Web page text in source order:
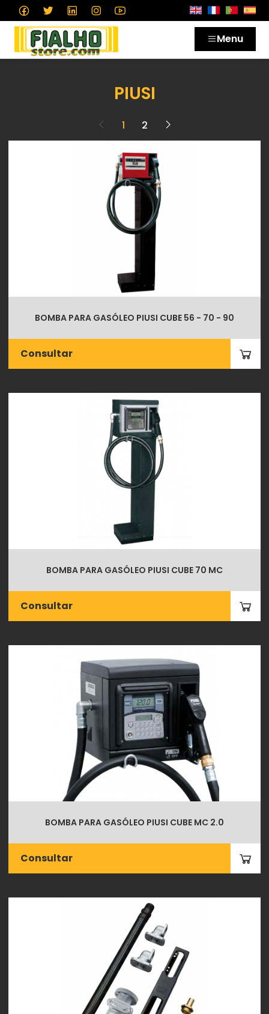
Menu
PIUSI
1 2
BOMBA PARA GASÓLEO PIUSI CUBE 56 - 70 - 90
Consultar
BOMBA PARA GASÓLEO PIUSI CUBE 70 MC
Consultar
BOMBA PARA GASÓLEO PIUSI CUBE MC 2.0
Consultar